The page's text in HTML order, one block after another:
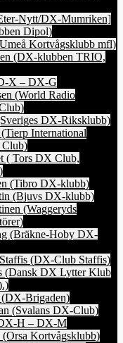
Nytt/DX-Mumriken]
Dipol)
Kortvågsklubb mfl)
(DX-klubben TRIO,
X – DX-G
(World Radio
DX-Riksklubb)
International
Club)
( Tors DX Club,
(Tibro DX-klubb)
(Bjuvs DX-klubb)
(Waggeryds
(Bräkne-Hoby DX-
(DX-Club Staffis)
(Dansk DX Lytter Klub
Brigaden)
(Svalans DX-Club)
H – DX-M
Kortvågsklubb)